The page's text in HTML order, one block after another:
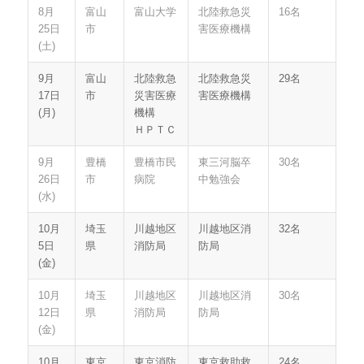
8月
25日
(土)
富山
市
富山大学
北陸救急災
害医療機構
16名
9月
17日
(月)
富山
市
北陸救急
災害医療
機構
ＨＰＴＣ
北陸救急災
害医療機構
29名
9月
26日
(水)
豊橋
市
豊橋市民
病院
東三河脳卒
中勉強会
30名
10月
5日
(金)
埼玉
県
川越地区
消防局
川越地区消
防局
32名
10月
12日
(金)
埼玉
県
川越地区
消防局
川越地区消
防局
30名